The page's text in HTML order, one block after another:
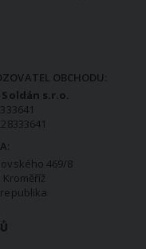
OBCHODU:
s.r.o.
469/8